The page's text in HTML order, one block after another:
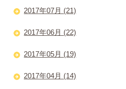
2017年07月 (21)
2017年06月 (22)
2017年05月 (19)
2017年04月 (14)